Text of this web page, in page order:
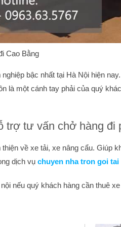
Cao Bằng
bậc nhất tại Hà Nội hiện
là một cánh tay phải của quý
trợ tư vấn chở hàng
về xe tải, xe nâng cẩu. Giúp
dịch vụ chuyen nha tron goi tai
nếu quý khách hàng cần thuê